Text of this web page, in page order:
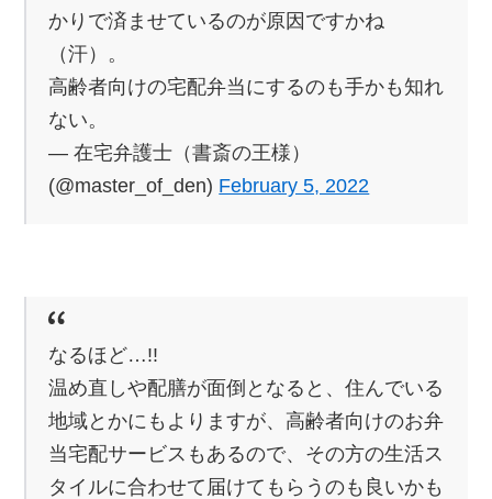
かりで済ませているのが原因ですかね
（汗）。
高齢者向けの宅配弁当にするのも手かも知れ
ない。
— 在宅弁護士（書斎の王様）
(@master_of_den) February 5, 2022
なるほど…!!
温め直しや配膳が面倒となると、住んでいる
地域とかにもよりますが、高齢者向けのお弁
当宅配サービスもあるので、その方の生活ス
タイルに合わせて届けてもらうのも良いかも